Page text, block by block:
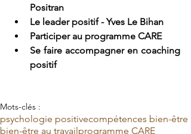
Positran
Le leader positif - Yves Le Bihan
Participer au programme CARE
Se faire accompagner en coaching
positif
Mots-clés :
psychologie positivecompétences bien-être
bien-être au travailprogramme CARE